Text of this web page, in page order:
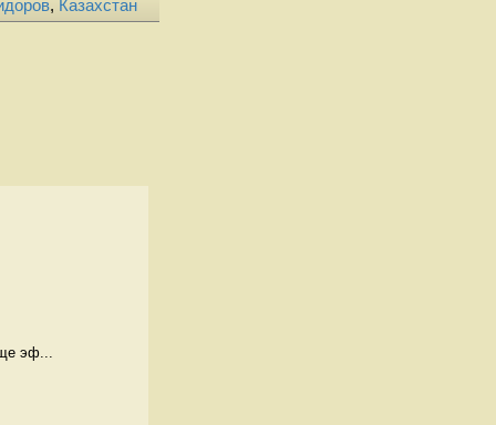
, Казахстан
эф...